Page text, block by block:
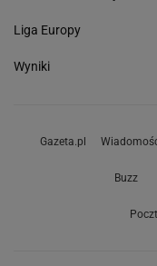
Liga Europy
Wyniki
Gazeta.pl
Buzz